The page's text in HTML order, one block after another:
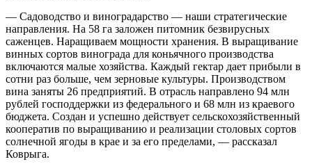
— Садоводство и виноградарство — наши стратегические
направления. На 58 га заложен питомник безвирусных
саженцев. Наращиваем мощности хранения. В выращивание
винных сортов винограда для коньячного производства
включаются малые хозяйства. Каждый гектар дает прибыли в
сотни раз больше, чем зерновые культуры. Производством
вина заняты 26 предприятий. В отрасль направлено 94 млн
рублей господдержки из федерального и 68 млн из краевого
бюджета. Создан и успешно действует сельскохозяйственный
кооператив по выращиванию и реализации столовых сортов
солнечной ягоды в крае и за его пределами, — рассказал
Коврыга.